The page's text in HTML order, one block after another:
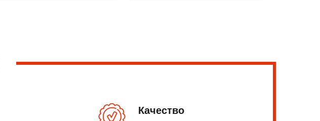
Качество